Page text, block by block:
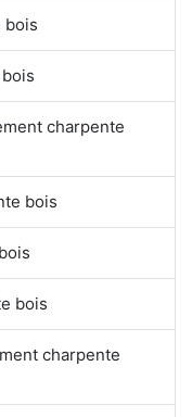
bois
charpente
bois
bois
charpente